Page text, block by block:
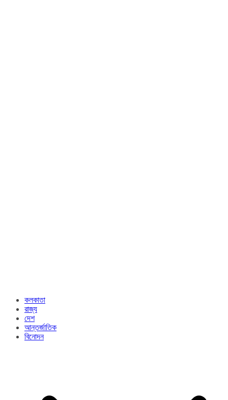
কলকাতা
রাজ্য​
দেশ
আন্তর্জাতিক
বিনোদন